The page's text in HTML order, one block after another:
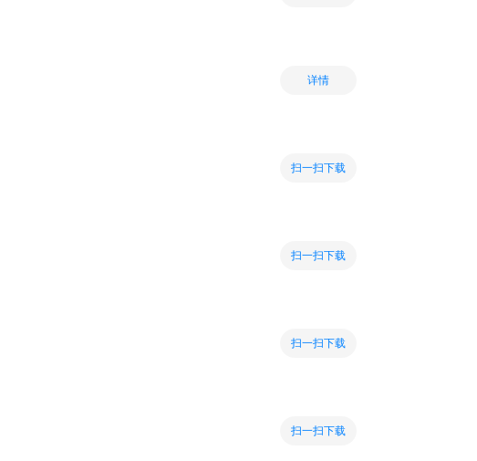
详情
扫一扫下载
扫一扫下载
扫一扫下载
扫一扫下载